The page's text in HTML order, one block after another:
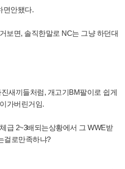
면안됐다.
보면, 솔직한말로 NC는 그냥 하던대
새끼들처럼, 개고기BM팔이로 쉽게
가버린거임.
급 2~3배되는상황에서 그 WWE받
걸로만족하냐?